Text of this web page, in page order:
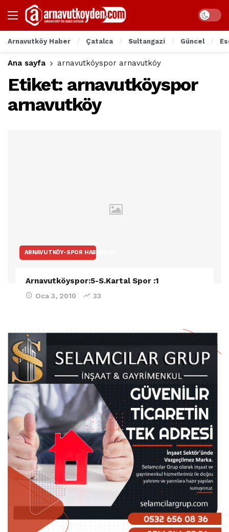
Arnavutköy Haber Çatalca Sultangazi Güncel
Ana sayfa arnavutköyspor arnavutköy
Etiket: arnavutköyspor
arnavutköy
ARNAVUTKÖY-SPOR HABERLERI
Arnavutköyspor:5-S.Kartal Spor :1
Oca 3, 2010 33